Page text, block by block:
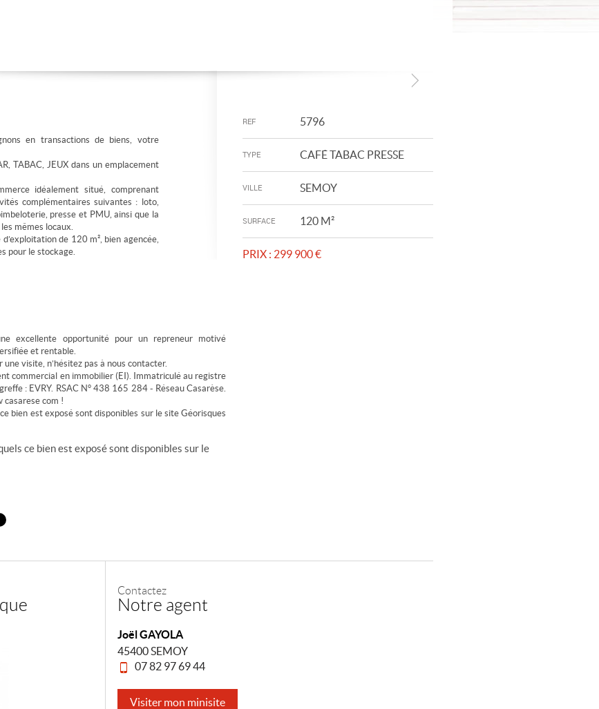
REF 5796
TYPE CAFÉ TABAC PRESSE
VILLE SEMOY
SURFACE 120 M²
PRIX : 299 900 €
en transactions de biens, votre
TABAC, JEUX dans un emplacement
idéalement situé, comprenant
complémentaires suivantes : loto,
presse et PMU, ainsi que la
mêmes locaux.
de 120 m², bien agencée,
pour le stockage.
excellente opportunité pour un repreneur motivé
et rentable.
visite, n’hésitez pas à nous contacter.
commercial en immobilier (EI). Immatriculé au registre
: EVRY. RSAC N° 438 165 284 - Réseau Casarèse.
casarese com !
bien est exposé sont disponibles sur le site Géorisques
ce bien est exposé sont disponibles sur le
Contactez
Notre agent
Joël GAYOLA
45400 SEMOY
07 82 97 69 44
Visiter mon minisite